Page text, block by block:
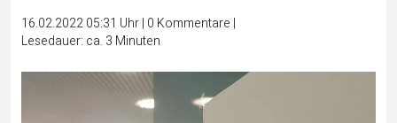
16.02.2022 05:31 Uhr| 0 Kommentare |
Lesedauer: ca. 3 Minuten